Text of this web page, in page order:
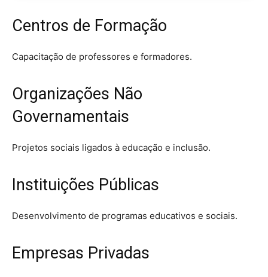
Centros de Formação
Capacitação de professores e formadores.
Organizações Não
Governamentais
Projetos sociais ligados à educação e inclusão.
Instituições Públicas
Desenvolvimento de programas educativos e sociais.
Empresas Privadas